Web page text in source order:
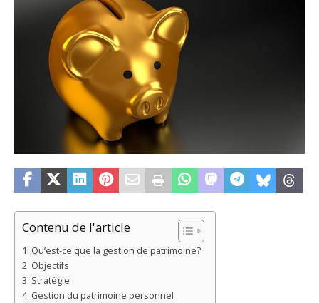
Contenu de l'article
Qu’est-ce que la gestion de patrimoine?
Objectifs
Stratégie
Gestion du patrimoine personnel